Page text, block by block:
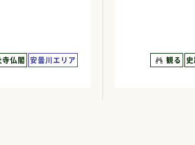
寺仏閣 安曇川エリア 観る